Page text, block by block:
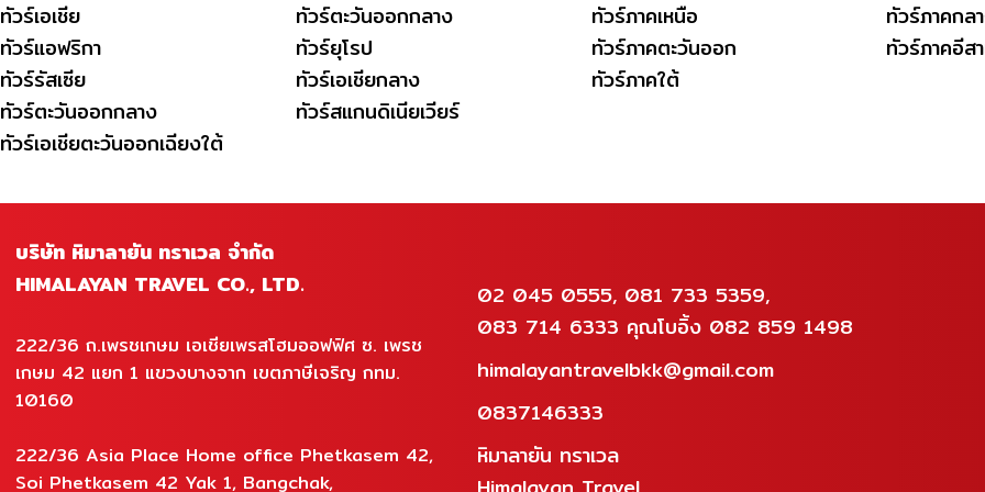
ทัวร์เอเชีย
ทัวร์ตะวันออกกลาง
ทัวร์แอฟริกา
ทัวร์ยุโรป
ทัวร์รัสเซีย
ทัวร์เอเชียกลาง
ทัวร์ตะวันออกกลาง
ทัวร์สแกนดิเนียเวียร์
ทัวร์เอเชียตะวันออกเฉียงใต้
ทัวร์ภาคเหนือ
ทัวร์ภาคกล
ทัวร์ภาคตะวันออก
ทัวร์ภาคอีส
ทัวร์ภาคใต้
บริษัท หิมาลายัน ทราเวล จำกัด
HIMALAYAN TRAVEL CO., LTD.
222/36 ถ.เพรชเกษม เอเชียเพรสโฮมออฟฟิศ ซ. เพรช
เกษม 42 แยก 1 แขวงบางจาก เขตภาษีเจริญ กทม.
10160
222/36 Asia Place Home office Phetkasem 42,
Soi Phetkasem 42 Yak 1, Bangchak,
02 045 0555, 081 733 5359,
083 714 6333 คุณโบอิ้ง 082 859 1498
himalayantravelbkk@gmail.com
0837146333
หิมาลายัน ทราเวล